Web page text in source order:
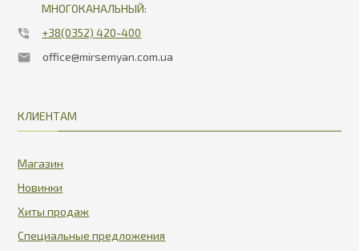
МНОГОКАНАЛЬНЫЙ:
+38(0352) 420-400
office@mirsemyan.com.ua
КЛИЕНТАМ
Магазин
Новинки
Хиты продаж
Специальные предложения